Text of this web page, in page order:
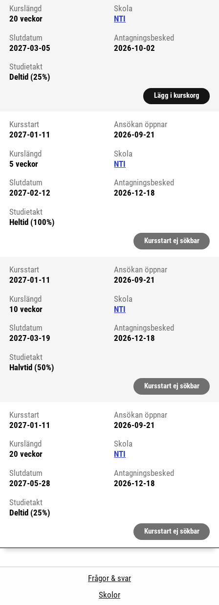
Kurslängd
20 veckor
Skola
NTI
Slutdatum
2027-03-05
Antagningsbesked
2026-10-02
Studietakt
Deltid (25%)
Lägg i kurskorg
Kursstart 6322769
Kursstart
2027-01-11
Ansökan öppnar
2026-09-21
Kurslängd
5 veckor
Skola
NTI
Slutdatum
2027-02-12
Antagningsbesked
2026-12-18
Studietakt
Heltid (100%)
Kursstart ej sökbar
Kursstart 6322772
Kursstart
2027-01-11
Ansökan öppnar
2026-09-21
Kurslängd
10 veckor
Skola
NTI
Slutdatum
2027-03-19
Antagningsbesked
2026-12-18
Studietakt
Halvtid (50%)
Kursstart ej sökbar
Kursstart 6322770
Kursstart
2027-01-11
Ansökan öppnar
2026-09-21
Kurslängd
20 veckor
Skola
NTI
Slutdatum
2027-05-28
Antagningsbesked
2026-12-18
Studietakt
Deltid (25%)
Kursstart ej sökbar
Frågor & svar
Skolor